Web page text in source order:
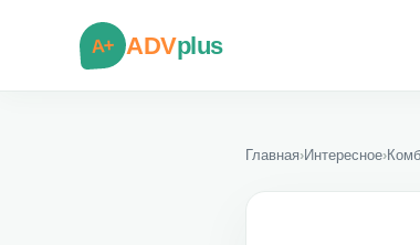
A+ ADVplus
Главная›Интересное›